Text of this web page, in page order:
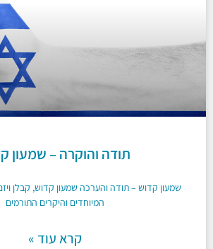
תודה והוקרה – שמעון
שמעון קדוש – תודה והערכה שמעון קדוש, קבלן
המיוחדים והיקרים התורמים
קרא עוד »